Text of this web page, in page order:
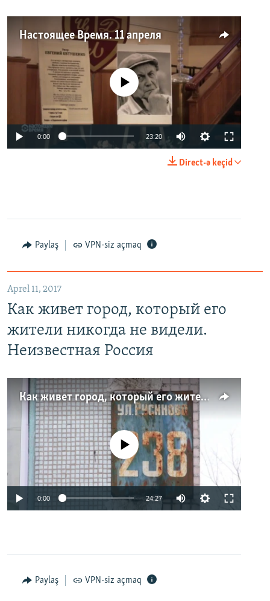
Настоящее Время. 11 апреля
No media source currently available
0:00 23:20
Direct-ə keçid
Paylaş VPN-siz açmaq
Aprel 11, 2017
Как живет город, который его
жители никогда не видели.
Неизвестная Россия
Как живет город, который его жители никогда не видели. Неизвестная Россия
No media source currently available
0:00 24:27
Paylaş VPN-siz açmaq